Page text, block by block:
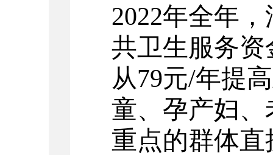
2022年全年，
共卫生服务资
从79元/年提
童、孕产妇
重点的群体直